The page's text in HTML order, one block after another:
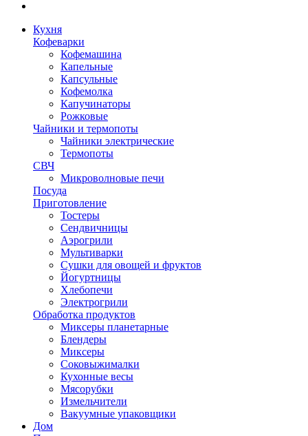
Кухня
Кофеварки
Кофемашина
Капельные
Капсульные
Кофемолка
Капучинаторы
Рожковые
Чайники и термопоты
Чайники электрические
Термопоты
СВЧ
Микроволновые печи
Посуда
Приготовление
Тостеры
Сендвичницы
Аэрогрили
Мультиварки
Сушки для овощей и фруктов
Йогуртницы
Хлебопечи
Электрогрили
Обработка продуктов
Миксеры планетарные
Блендеры
Миксеры
Соковыжималки
Кухонные весы
Мясорубки
Измельчители
Вакуумные упаковщики
Дом